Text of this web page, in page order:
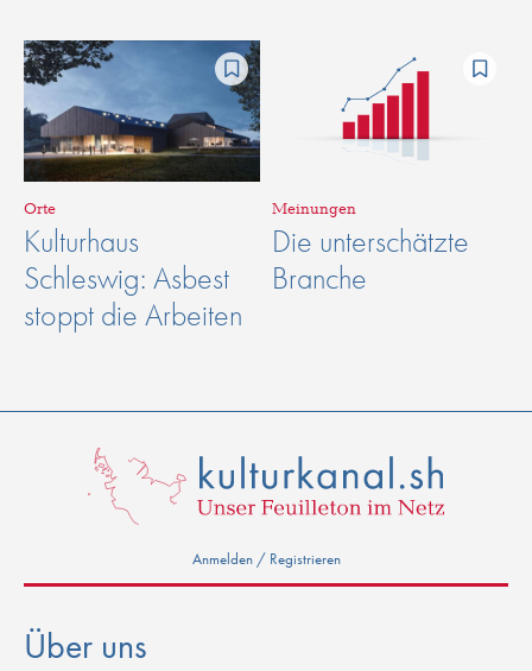
Orte
Kulturhaus
Schleswig: Asbest
stoppt die Arbeiten
Meinungen
Die unterschätzte
Branche
Anmelden / Registrieren
Über uns